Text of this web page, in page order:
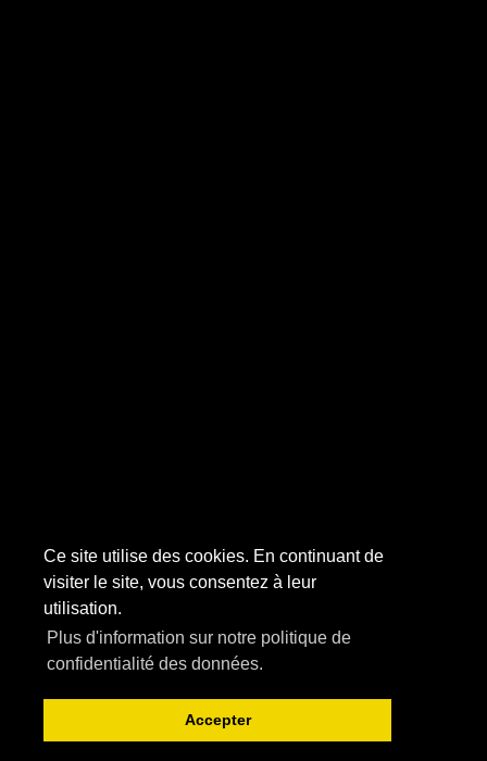
Ce site utilise des cookies. En continuant de
visiter le site, vous consentez à leur
utilisation.
Plus d'information sur notre politique de
confidentialité des données.
Accepter